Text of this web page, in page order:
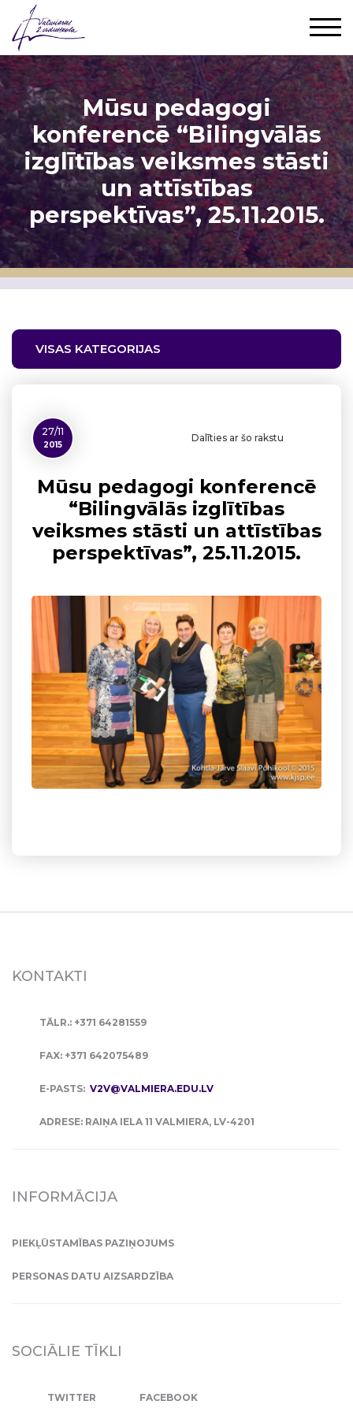
Mūsu pedagogi
konferencē “Bilingvālās
izglītības veiksmes stāsti
un attīstības
perspektīvas”, 25.11.2015.
VISAS KATEGORIJAS
27/11
2015
Dalīties ar šo rakstu
Mūsu pedagogi konferencē
“Bilingvālās izglītības
veiksmes stāsti un attīstības
perspektīvas”, 25.11.2015.
KONTAKTI
TĀLR.: +371 64281559
FAX: +371 642075489
E-PASTS: V2V@VALMIERA.EDU.LV
ADRESE: RAIŅA IELA 11 VALMIERA, LV-4201
INFORMĀCIJA
PIEKĻŪSTAMĪBAS PAZIŅOJUMS
PERSONAS DATU AIZSARDZĪBA
SOCIĀLIE TĪKLI
TWITTER FACEBOOK